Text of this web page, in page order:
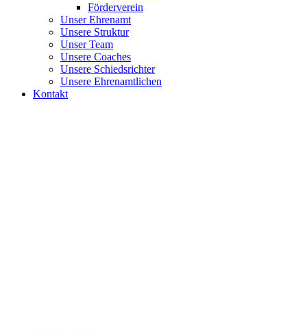
Förderverein
Unser Ehrenamt
Unsere Struktur
Unser Team
Unsere Coaches
Unsere Schiedsrichter
Unsere Ehrenamtlichen
Kontakt